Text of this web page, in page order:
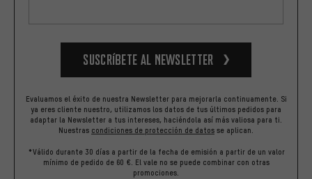
Suscríbete al newsletter
Evaluamos el éxito de nuestra Newsletter para mejorarla continuamente. Si
ya eres cliente nuestro, utilizamos los datos de tus últimos pedidos para
adaptar la Newsletter a tus intereses, haciéndola así más valiosa para ti.
Nuestras condiciones de protección de datos se aplican.
*Válido durante 30 días a partir de la fecha de emisión a partir de un valor
mínimo de pedido de 60 €. El vale no se puede combinar con otras
promociones.